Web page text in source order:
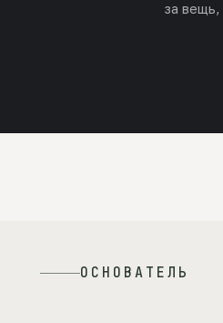
за вещь,
ОСНОВАТЕЛЬ